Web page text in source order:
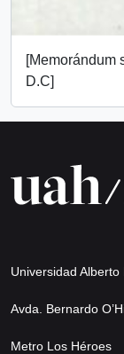
[Memorándum
D.C]
Universidad Alberto
Avda. Bernardo
Metro Los Héroes